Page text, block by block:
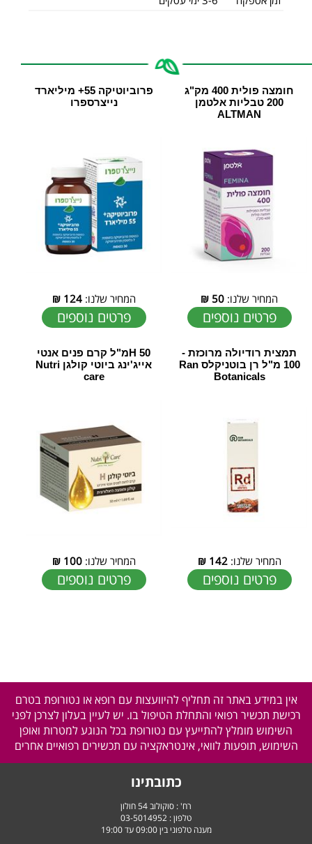
חומצה פולית 400 מק"ג
200 טבליות אלטמן
ALTMAN
המחיר שלנו: 50
₪
פרטים נוספים
פרוביוטיקה 55+ מיליארד
נייצרספרו
המחיר שלנו:124
₪
פרטים נוספים
תמצית רודיולה מרוכזת -
100 מ"ל רן בוטניקלס Ran
Botanicals
המחיר שלנו:142
₪
פרטים נוספים
H 50מ"ל קרם פנים אנטי
אייג'ינג ביוטי קולגן Nutri
care
המחיר שלנו:100
₪
פרטים נוספים
אין במידע באתר זה תחליף להיוועצות עם רופא או נטורופת בטרם
רכישת תכשיר רפואי והתחלת הטיפול בו. יש לעיין בעלון לצרכן לפני
השימוש מומלץ להתייעץ עם נטורופת בכל הנוגע למטרות ואופן
השימוש, תופעות לוואי, אינטראקציה עם תכשירים רפואיים אחרים
כתובתינו
רח' : סוקולוב 54 חולון
טלפון : 03-5014952
מענה טלפוני בין 09:00 עד 19:00